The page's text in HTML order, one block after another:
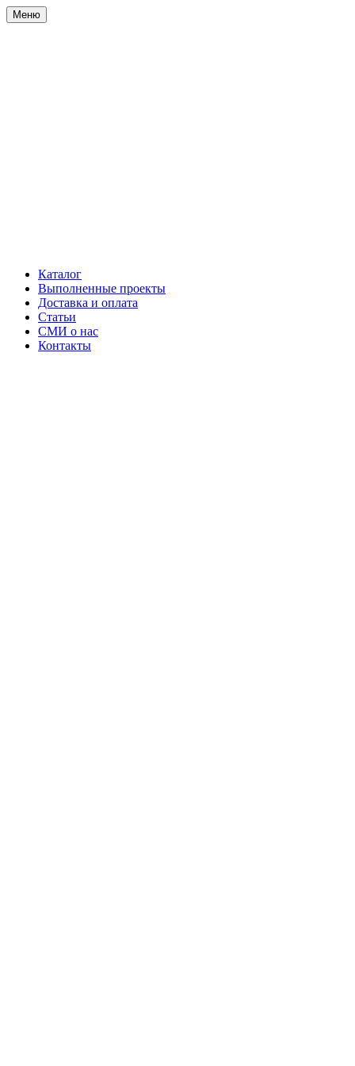
Меню
Каталог
Выполненные проекты
Доставка и оплата
Статьи
СМИ о нас
Контакты